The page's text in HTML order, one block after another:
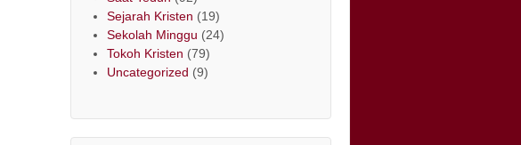
Sejarah Kristen (19)
Sekolah Minggu (24)
Tokoh Kristen (79)
Uncategorized (9)